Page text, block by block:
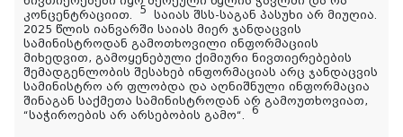
კონცენტრაციით.
5 საიას შსს-საგან პასუხი არ მიუღია.
2025 წლის იანვარში საიას მიერ ჯანდაცვის
სამინისტროდან გამოთხოვილი ინფორმაციის
მიხედვით, გამოყენებული ქიმიური ნივთიერებების
შემადგენლობის შესახებ ინფორმაციას არც ჯანდაცვის
სამინისტრო არ ფლობდა და აღნიშნული ინფორმაცია
შინაგან საქმეთა სამინისტროდან არ გამოუთხოვიათ,
“საჭიროების არ არსებობის გამო“.
6